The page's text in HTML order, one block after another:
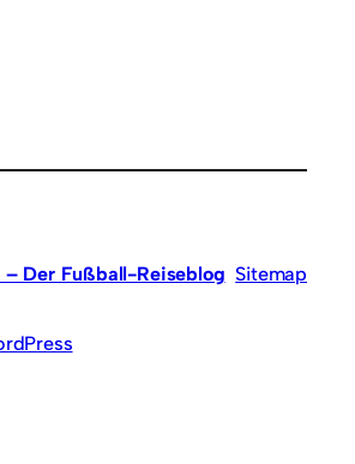
– Der Fußball-Reiseblog Sitemap